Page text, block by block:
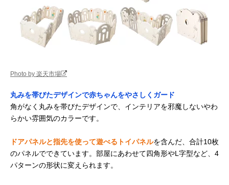
Photo by 楽天市場
丸みを帯びたデザインで赤ちゃんをやさしくガード
角がなく丸みを帯びたデザインで、インテリアを邪魔しないやわ
らかい雰囲気のカラーです。
ドアパネルと指先を使って遊べるトイパネルを含んだ、合計10枚
のパネルでできています。部屋にあわせて四角形やL字型など、4
パターンの形状に変えられます。